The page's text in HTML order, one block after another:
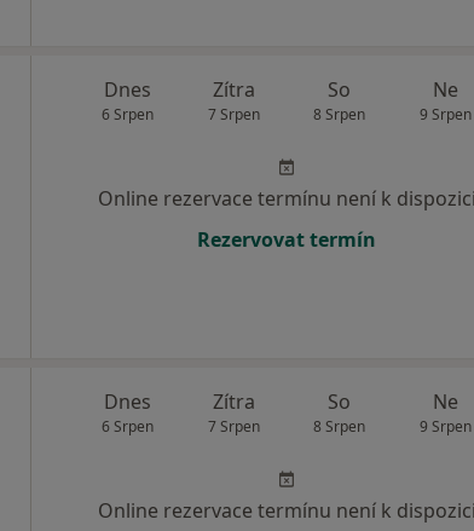
Dnes
6 Srpen
Zítra
7 Srpen
So
8 Srpen
Ne
9 Srpen
Online rezervace termínu není k dispozici
Rezervovat termín
Dnes
6 Srpen
Zítra
7 Srpen
So
8 Srpen
Ne
9 Srpen
Online rezervace termínu není k dispozici